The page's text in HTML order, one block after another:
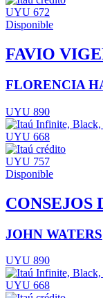
UYU 672
Disponible
FAVIO
FLORENCIA
UYU 890
UYU 668
UYU 757
Disponible
CONSEJOS
JOHN WATERS
UYU 890
UYU 668